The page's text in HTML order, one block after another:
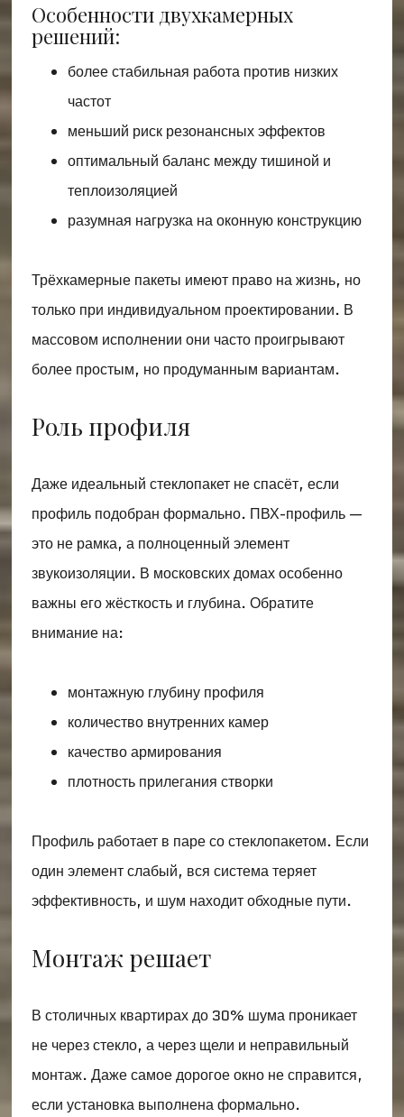
Особенности двухкамерных
решений:
более стабильная работа против низких
частот
меньший риск резонансных эффектов
оптимальный баланс между тишиной и
теплоизоляцией
разумная нагрузка на оконную конструкцию
Трёхкамерные пакеты имеют право на жизнь, но
только при индивидуальном проектировании. В
массовом исполнении они часто проигрывают
более простым, но продуманным вариантам.
Роль профиля
Даже идеальный стеклопакет не спасёт, если
профиль подобран формально. ПВХ-профиль —
это не рамка, а полноценный элемент
звукоизоляции. В московских домах особенно
важны его жёсткость и глубина. Обратите
внимание на:
монтажную глубину профиля
количество внутренних камер
качество армирования
плотность прилегания створки
Профиль работает в паре со стеклопакетом. Если
один элемент слабый, вся система теряет
эффективность, и шум находит обходные пути.
Монтаж решает
В столичных квартирах до 30% шума проникает
не через стекло, а через щели и неправильный
монтаж. Даже самое дорогое окно не справится,
если установка выполнена формально.